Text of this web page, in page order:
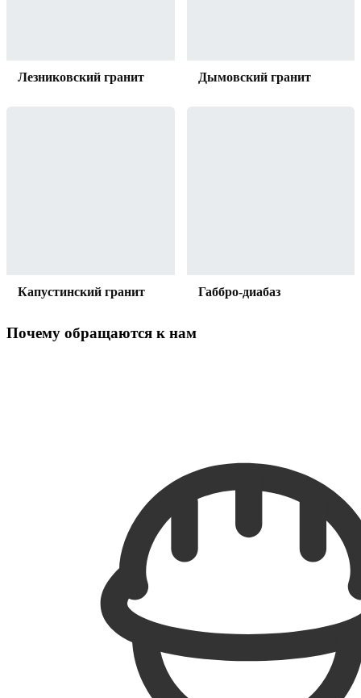
Лезниковский гранит Дымовский гранит
Капустинский гранит Габбро-диабаз
Почему обращаются к нам